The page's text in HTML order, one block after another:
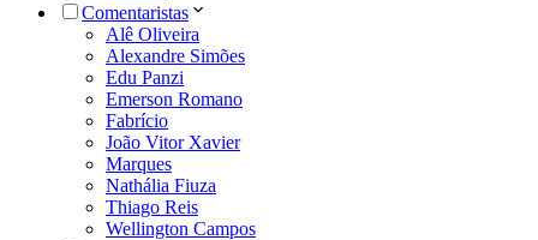
Comentaristas
Alê Oliveira
Alexandre Simões
Edu Panzi
Emerson Romano
Fabrício
João Vitor Xavier
Marques
Nathália Fiuza
Thiago Reis
Wellington Campos